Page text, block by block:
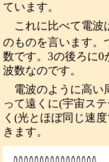
ています。
これに比べて電波
のものを言います。
数です。3の後ろに0
波数なのです。
電波のように高い
って遠くに(宇宙ス
く(光とほぼ同じ速
きます。